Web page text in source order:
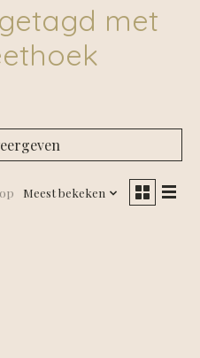
met
Meest bekeken